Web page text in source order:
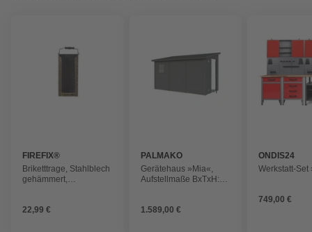
FIREFIX®
Briketttrage, Stahlblech
gehämmert,
22,99 €
PALMAKO
Gerätehaus »Mia«,
Aufstellmaße BxTxH:
1.589,00 €
ONDIS24
Werkstatt-Set
749,00 €